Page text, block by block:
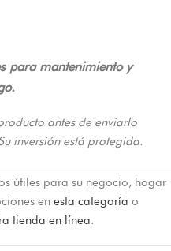
para mantenimiento y
antes de enviarlo
inversión está protegida.
útiles para su negocio, hogar
en esta categoría o
tienda en línea.